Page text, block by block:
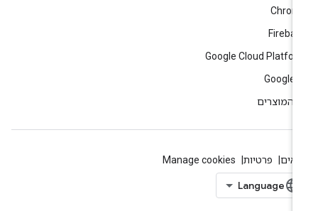
Google Cloud
Google
המוצרים
פרטיות Manage cookies